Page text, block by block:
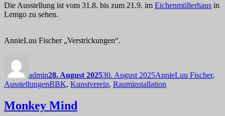
Die Ausstellung ist vom 31.8. bis zum 21.9. im Eichenmüllerhaus in
Lemgo zu sehen.
AnnieLuu Fischer „Verstrickungen“.
admin28. August 202530. August 2025AnnieLuu Fischer,
AusstellungenSchlagwörter
BBK, Kunstverein, Rauminstallation
Monkey Mind